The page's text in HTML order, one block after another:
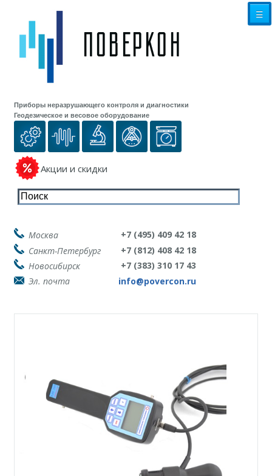
Приборы неразрушающего контроля и диагностики
Геодезическое и весовое оборудование
Акции и скидки
☰
Москва
+7 (495) 409 42 18
Санкт-Петербург
+7 (812) 408 42 18
Новосибирск
+7 (383) 310 17 43
Эл. почта
info@povercon.ru